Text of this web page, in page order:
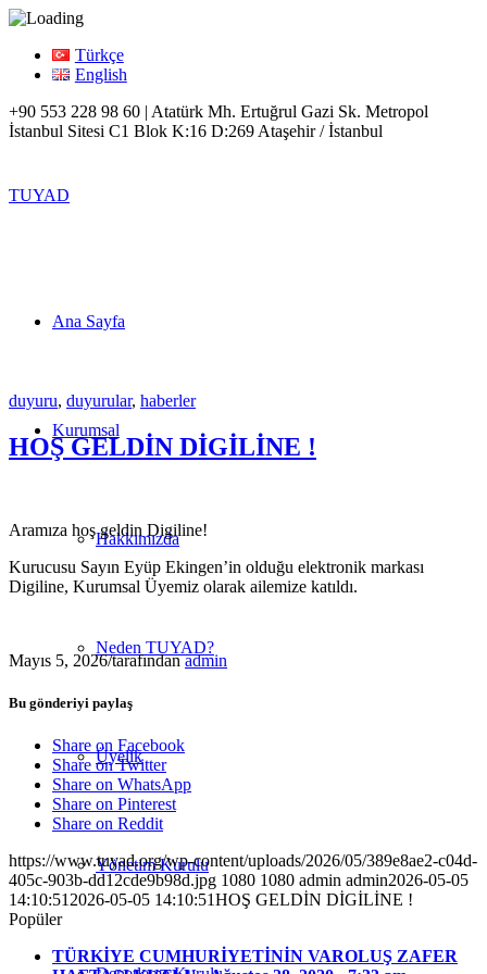
Türkçe
English
+90 553 228 98 60 | Atatürk Mh. Ertuğrul Gazi Sk. Metropol
İstanbul Sitesi C1 Blok K:16 D:269 Ataşehir / İstanbul
TUYAD
Ana Sayfa
Kurumsal
Hakkımızda
Neden TUYAD?
Üyelik
Yönetim Kurulu
duyuru, duyurular, haberler
HOŞ GELDİN DİGİLİNE !
Aramıza hoş geldin Digiline!
Kurucusu Sayın Eyüp Ekingen’in olduğu elektronik markası
Digiline, Kurumsal Üyemiz olarak ailemize katıldı.
Mayıs 5, 2026/tarafındanadmin
Bu gönderiyi paylaş
Share on Facebook
Share on Twitter
Share on WhatsApp
Share on Pinterest
Share on Reddit
https://www.tuyad.org/wp-content/uploads/2026/05/389e8ae2-c04d-
405c-903b-dd12cde9b98d.jpg 1080 1080 admin admin2026-05-05
14:10:51 2026-05-05 14:10:51HOŞ GELDİN DİGİLİNE !
Popüler
TÜRKİYE CUMHURİYETİNİN VAROLUŞ ZAFER